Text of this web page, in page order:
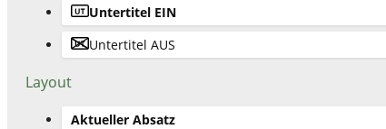
Untertitel EIN
Untertitel AUS
Layout
Aktueller Absatz